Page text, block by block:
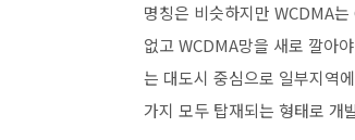
명칭은 비슷하지만 WCDMA
없고 WCDMA망을 새로 깔아
는 대도시 중심으로 일부지역
가지 모두 탑재되는 형태로 개